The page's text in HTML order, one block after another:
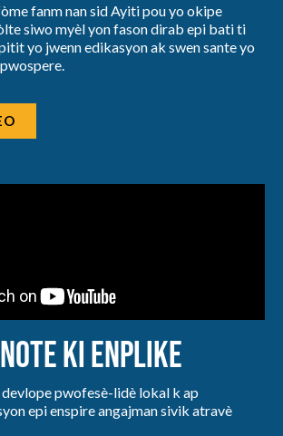
fanm nan sid Ayiti pou yo okipe
siwo myèl yon fason dirab epi bati ti
yo jwenn edikasyon ak swen sante yo
ki enplike
pwofesè-lidè lokal k ap
epi enspire angajman sivik atravè